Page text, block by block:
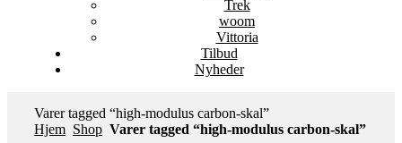
Trek
woom
Vittoria
Tilbud
Nyheder
Varer tagged “high-modulus carbon-skal”
Hjem Shop Varer tagged “high-modulus carbon-skal”